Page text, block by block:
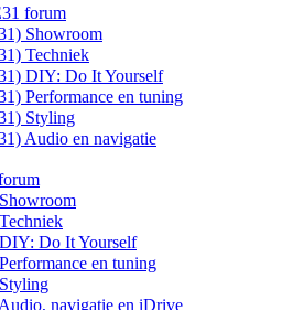
forum
Showroom
Techniek
DIY: Do It Yourself
Performance en tuning
Styling
Audio en navigatie
Do It Yourself
en tuning
navigatie en iDrive